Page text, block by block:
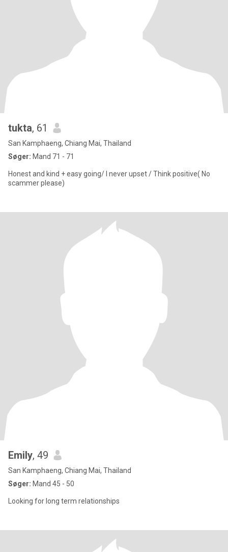
่tukta, 61
San Kamphaeng, Chiang Mai, Thailand
Søger: Mand 71 - 71
Honest and kind + easy going/ I never upset / Think positive( No
scammer please)
Emily, 49
San Kamphaeng, Chiang Mai, Thailand
Søger: Mand 45 - 50
Looking for long term relationships